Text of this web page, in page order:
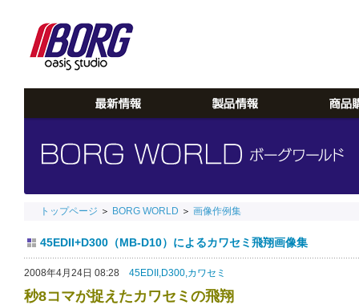
トップページ ＞ BORG WORLD ＞ 画像作例集
45EDII+D300（MB-D10）によるカワセミ飛翔画像集
2008年4月24日 08:28 45EDII,D300,カワセミ
秒8コマが捉えたカワセミの飛翔